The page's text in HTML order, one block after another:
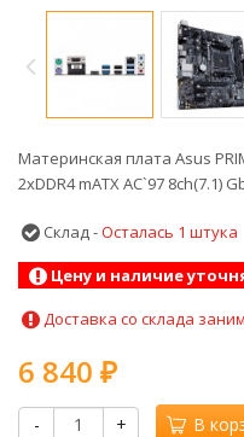
Материнская плата Asus
2xDDR4 mATX AC`97 8ch(7.1)
Склад -Осталась 1 штука
Цену и наличие
Доставка со склада
6 840 ₽
- + В